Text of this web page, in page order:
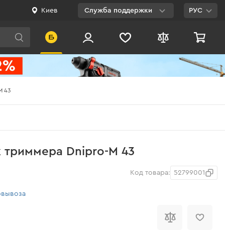
Киев Служба поддержки
0 800 200 500
РУС
43
триммера Dnipro-M 43
Код товара: 52799001